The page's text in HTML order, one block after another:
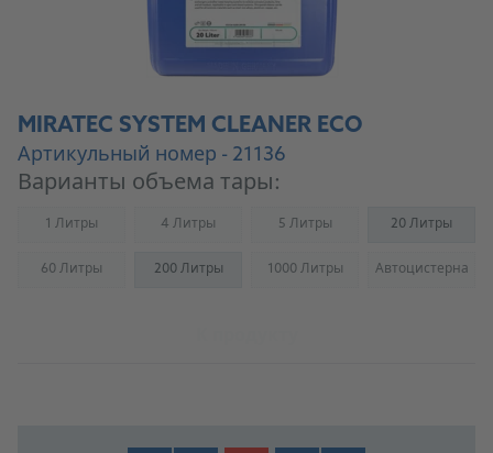
MIRATEC SYSTEM CLEANER ECO
Артикульный номер - 21136
Варианты объема тары:
1 Литры(Not available) 4 Литры(Not available) 5 Литры(Not available) 20 Литры
60 Литры(Not available)200 Литры 1000 Литры(Not available)Автоцистерна
(Not